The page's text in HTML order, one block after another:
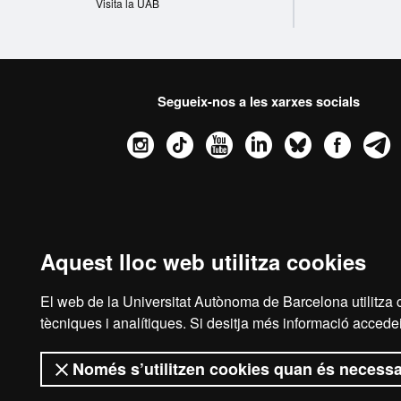
Aquest lloc web utilitza cookies
El web de la Universitat Autònoma de Barcelona
tècniques i analítiques. Si desitja més informació
Només s’utilitzen cookies quan és
Visita la UAB
Segueix-nos a les xarxes socials
Instagram
TikTokYouTube
LinkedIn
Bluesky
web
multidisciplinària i
coneixement. La UAB